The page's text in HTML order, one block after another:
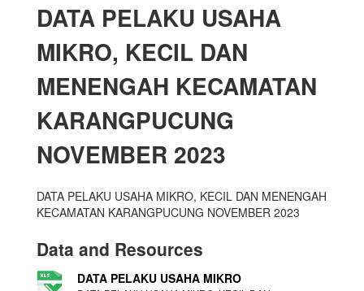
DATA PELAKU USAHA
MIKRO, KECIL DAN
MENENGAH KECAMATAN
KARANGPUCUNG
NOVEMBER 2023
DATA PELAKU USAHA MIKRO, KECIL DAN MENENGAH
KECAMATAN KARANGPUCUNG NOVEMBER 2023
Data and Resources
DATA PELAKU USAHA MIKRO